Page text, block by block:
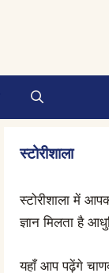
स्टोरीशाला
स्टोरीशाला में
ज्ञान मिलता है
यहाँ आप पढ़ेंगे